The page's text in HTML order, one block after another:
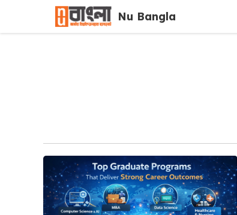
content
Nu Bangla